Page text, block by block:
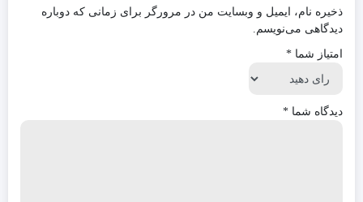
ذخیره نام، ایمیل و وبسایت من در مرورگر برای زمانی که دوباره
دیدگاهی می‌نویسم.
امتیاز شما *
دیدگاه شما *